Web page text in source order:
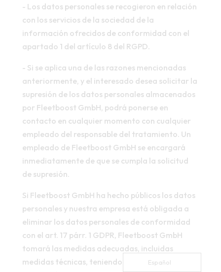
- Los datos personales se recogieron en relación
con los servicios de la sociedad de la
información ofrecidos de conformidad con el
apartado 1 del artículo 8 del RGPD.
- Si se aplica una de las razones mencionadas
anteriormente, y el interesado desea solicitar la
supresión de los datos personales almacenados
por Fleetboost GmbH, podrá ponerse en
contacto en cualquier momento con cualquier
empleado del responsable del tratamiento. Un
empleado de Fleetboost GmbH se encargará
inmediatamente de que se cumpla la solicitud
de supresión.
Si Fleetboost GmbH ha hecho públicos los datos
personales y nuestra empresa está obligada a
eliminar los datos personales de conformidad
con el art. 17 párr. 1 GDPR, Fleetboost GmbH
tomará las medidas adecuadas, incluidas
medidas técnicas, teniendo en cuenta la
Español